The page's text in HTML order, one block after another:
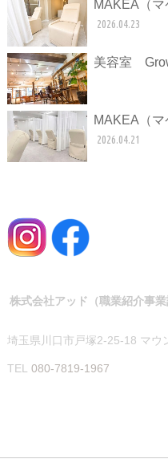
MAKEA（
2026.04.23
美容室
MAKEA（
2026.04.21
株式会社アッド（職業紹介事
埼玉県川口市戸塚2-25-18 マウ
TEL 080-7819-1967